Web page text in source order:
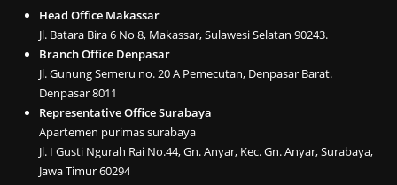
Head Office Makassar
Jl. Batara Bira 6 No 8, Makassar, Sulawesi Selatan 90243.
Branch Office Denpasar
Jl. Gunung Semeru no. 20 A Pemecutan, Denpasar Barat.
Denpasar 8011
Representative Office Surabaya
Apartemen purimas surabaya
Jl. I Gusti Ngurah Rai No.44, Gn. Anyar, Kec. Gn. Anyar, Surabaya,
Jawa Timur 60294